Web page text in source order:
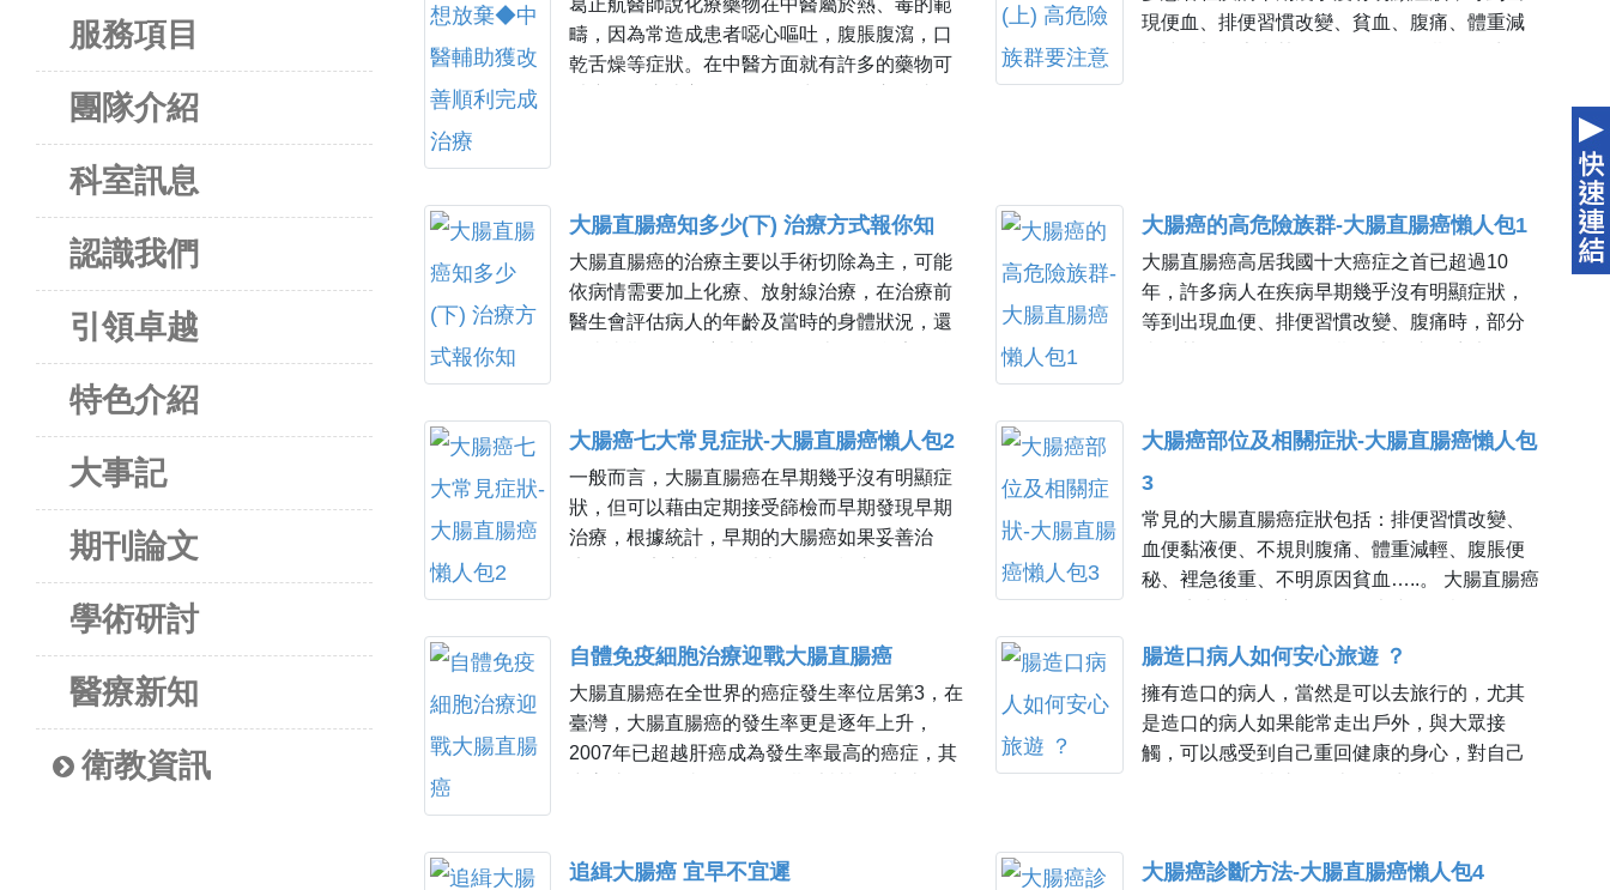
服務項目
團隊介紹
科室訊息
認識我們
引領卓越
特色介紹
大事記
期刊論文
學術研討
醫療新知
衛教資訊
疇，因為常造成患者噁心嘔吐，腹脹腹瀉，口
乾舌燥等症狀。在中醫方面就有許多的藥物可
現便血、排便習慣改變、貧血、腹痛、體重減
大腸直腸癌知多少(下) 治療方式報你知
大腸直腸癌的治療主要以手術切除為主，可能
依病情需要加上化療、放射線治療，在治療前
醫生會評估病人的年齡及當時的身體狀況，還
大腸癌的高危險族群-大腸直腸癌懶人包1
大腸直腸癌高居我國十大癌症之首已超過10
年，許多病人在疾病早期幾乎沒有明顯症狀，
等到出現血便、排便習慣改變、腹痛時，部分
群...
大腸癌七大常見症狀-大腸直腸癌懶人包2
一般而言，大腸直腸癌在早期幾乎沒有明顯症
狀，但可以藉由定期接受篩檢而早期發現早期
治療，根據統計，早期的大腸癌如果妥善治
大腸癌部位及相關症狀-大腸直腸癌懶人包
3
常見的大腸直腸癌症狀包括：排便習慣改變、
血便黏液便、不規則腹痛、體重減輕、腹脹便
秘、裡急後重、不明原因貧血…..。 大腸直腸癌
自體免疫細胞治療迎戰大腸直腸癌
大腸直腸癌在全世界的癌症發生率位居第3，在
臺灣，大腸直腸癌的發生率更是逐年上升，
2007年已超越肝癌成為發生率最高的癌症，其
用於對藥物治療效果不佳的癌症病人，醫學上
腸造口病人如何安心旅遊 ？
擁有造口的病人，當然是可以去旅行的，尤其
是造口的病人如果能常走出戶外，與大眾接
觸，可以感受到自己重回健康的身心，對自己
追緝大腸癌 宜早不宜遲 大腸癌診斷方法-大腸直腸癌懶人包4